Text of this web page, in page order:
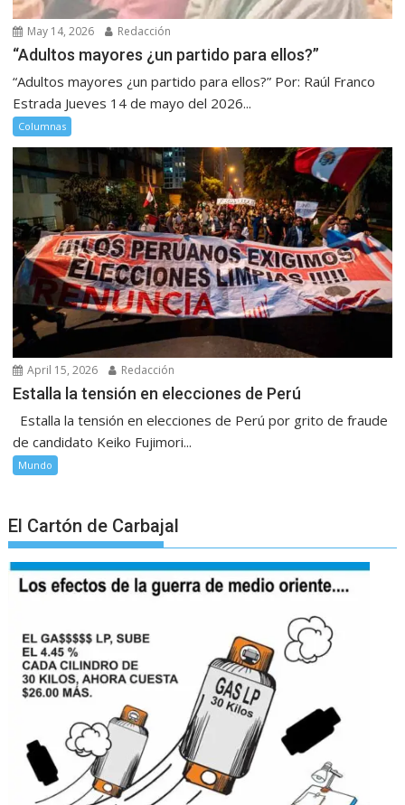
May 14, 2026 Redacción
“Adultos mayores ¿un partido para ellos?”
“Adultos mayores ¿un partido para ellos?” Por: Raúl Franco
Estrada Jueves 14 de mayo del 2026...
Columnas
April 15, 2026 Redacción
Estalla la tensión en elecciones de Perú
Estalla la tensión en elecciones de Perú por grito de fraude
de candidato Keiko Fujimori...
Mundo
El Cartón de Carbajal